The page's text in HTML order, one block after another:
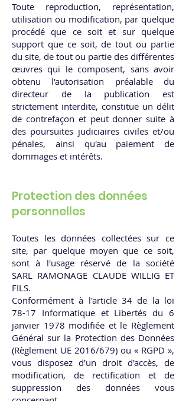
Toute reproduction, représentation,
utilisation ou modification, par quelque
procédé que ce soit et sur quelque
support que ce soit, de tout ou partie
du site, de tout ou partie des différentes
œuvres qui le composent, sans avoir
obtenu l'autorisation préalable du
directeur de la publication est
strictement interdite, constitue un délit
de contrefaçon et peut donner suite à
des poursuites judiciaires civiles et/ou
pénales, ainsi qu'au paiement de
dommages et intérêts.
Protection des données
personnelles
Toutes les données collectées sur ce
site, par quelque moyen que ce soit,
sont à l'usage réservé de la société
SARL RAMONAGE CLAUDE WILLIG ET
FILS.
Conformément à l'article 34 de la loi
78-17 Informatique et Libertés du 6
janvier 1978 modifiée et le Règlement
Général sur la Protection des Données
(Règlement UE 2016/679) ou « RGPD »,
vous disposez d'un droit d'accès, de
modification, de rectification et de
suppression des données vous